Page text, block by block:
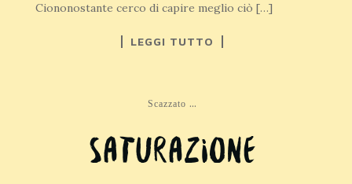
Ciononostante cerco di capire meglio ciò […]
LEGGI TUTTO
Scazzato ...
Saturazione